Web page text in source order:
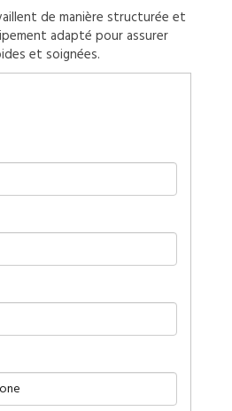
de manière structurée et
adapté pour assurer
et soignées.